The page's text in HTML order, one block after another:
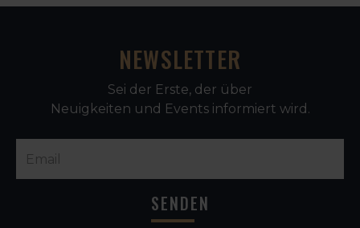
NEWSLETTER
Sei der Erste, der über
Neuigkeiten und Events informiert wird.